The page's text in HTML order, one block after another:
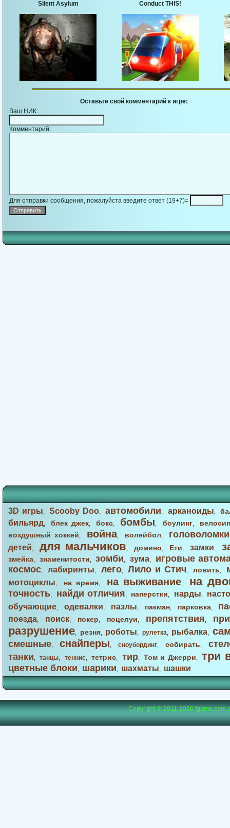
Silent Asylum Conduct THIS!
Оставьте свой комментарий к игре:
Ваш НИК:
Комментарий:
Для отправки сообщения, пожалуйста введите ответ (19+7)=
3D игры,Scooby Doo,автомобили, арканоиды,
бильярд,блек джек,бокс, бомбы, боулинг,
воздушный хоккей, война, волейбол, головоломки
детей, для мальчиков, домино, Ети, замки,
змейка, знаменитости,зомби, зума,
игровые
космос, лабиринты, лего,Лило и Стич,ловить,
мотоциклы, на время, на выживание, на
точность, найди отличия, наперстки, нарды,
обучающие, одевалки, пазлы, пакман, парковка,
поезда, поиск, покер, поцелуи, препятствия,
разрушение, резня, роботы, рулетка, рыбалка,
смешные, снайперы, сноубординг, собирать,
танки,танцы, теннис,тетрис, тир,Том и Джерри, три
цветные блоки, шарики, шахматы, шашки
Copyright © 2011-2026